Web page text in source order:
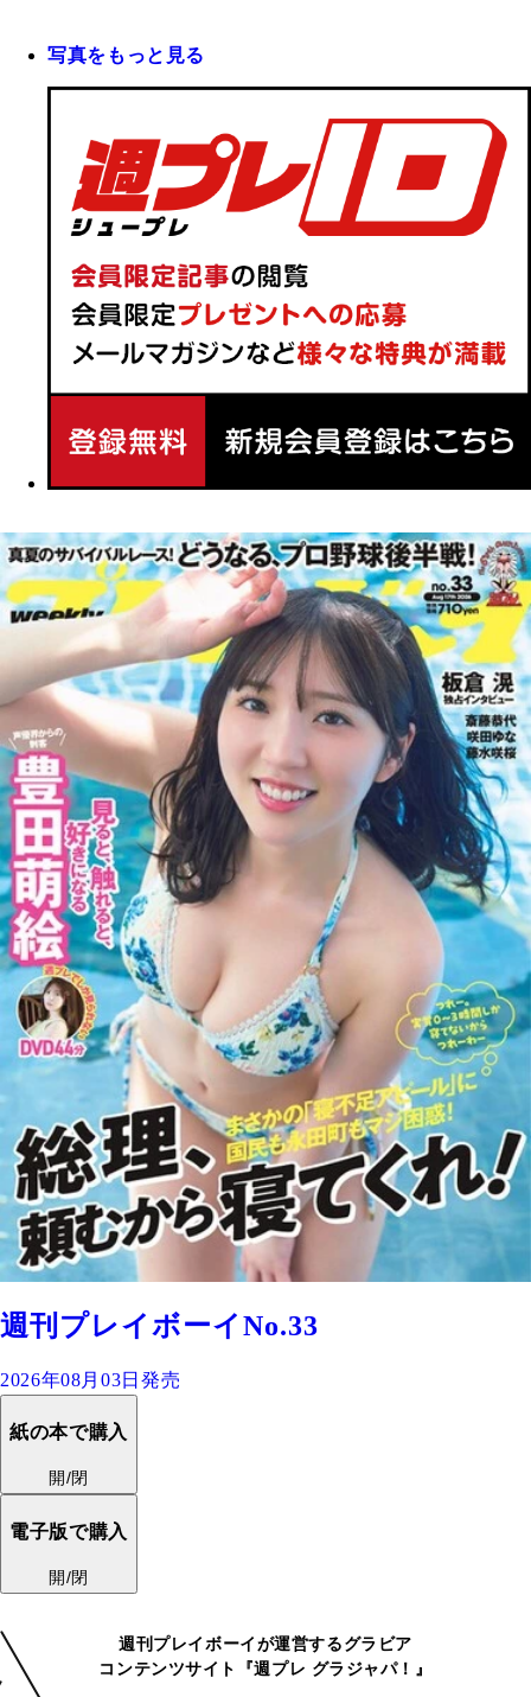
写真をもっと見る
週刊プレイボーイNo.33
2026年08月03日発売
紙の本で購入
開/閉
電子版で購入
開/閉
週刊プレイボーイが運営するグラビア
コンテンツサイト『週プレ グラジャパ！』